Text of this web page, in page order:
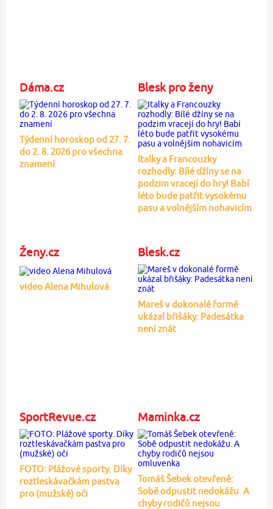
Dáma.cz
Týdenní horoskop od 27. 7.
do 2. 8. 2026 pro všechna
znamení
Blesk pro ženy
Italky a Francouzky
rozhodly: Bílé džíny se na
podzim vracejí do hry! Babí
léto bude patřit vysokému
pasu a volnějším nohavicím
Ženy.cz
video Alena Mihulová
Blesk.cz
Mareš v dokonalé formě
ukázal břišáky: Padesátka
není znát
SportRevue.cz
FOTO: Plážové sporty. Díky
roztleskávačkám pastva
pro (mužské) oči
Maminka.cz
Tomáš Šebek otevřeně:
Sobě odpustit nedokážu. A
chyby rodičů nejsou